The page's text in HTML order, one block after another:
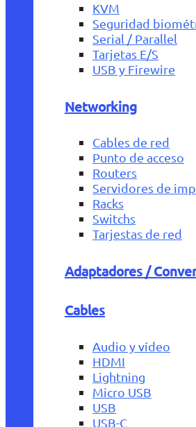
KVM
Seguridad
Serial / Parallel
Tarjetas E/S
USB y Firewire
Networking
Cables de red
Punto de acceso
Routers
Servidores de
Racks
Switchs
Tarjestas de red
Adaptadores /
Cables
Audio y vídeo
HDMI
Lightning
Micro USB
USB
USB-C